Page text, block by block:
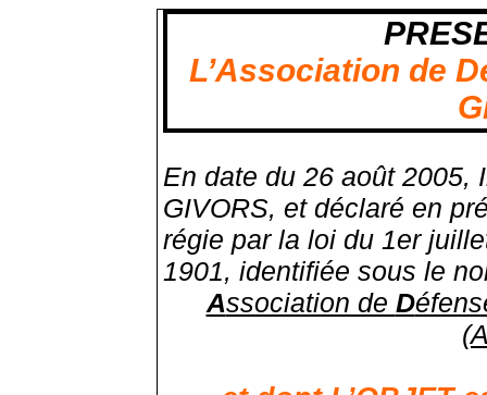
L’Association de
En date du 26 août 2005,
GIVORS, et déclaré en
régie par la loi du 1er
1901, identifiée sous le
Association de D